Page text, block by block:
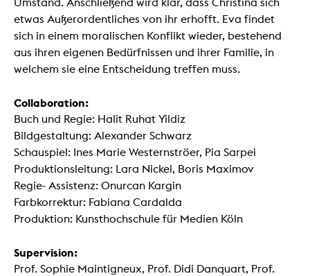
etwas Außerordentliches von ihr erhofft. Eva findet
sich in einem moralischen Konflikt wieder, bestehend
aus ihren eigenen Bedürfnissen und ihrer Familie, in
welchem sie eine Entscheidung treffen muss.
Collaboration:
Buch und Regie: Halit Ruhat Yildiz
Bildgestaltung: Alexander Schwarz
Schauspiel: Ines Marie Westernströer, Pia Sarpei
Produktionsleitung: Lara Nickel, Boris Maximov
Regie- Assistenz: Onurcan Kargin
Farbkorrektur: Fabiana Cardalda
Produktion: Kunsthochschule für Medien Köln
Supervision:
Prof. Sophie Maintigneux, Prof. Didi Danquart, Prof.